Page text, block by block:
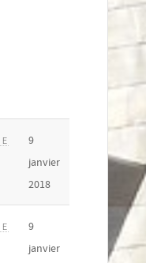
9
janvier
2018
9
janvier